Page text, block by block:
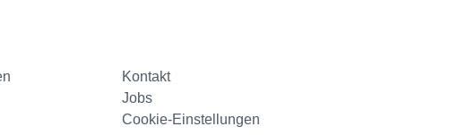
Kontakt
Jobs
Cookie-Einstellungen